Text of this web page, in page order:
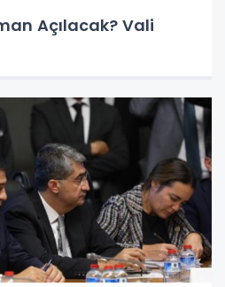
Açılacak? Vali